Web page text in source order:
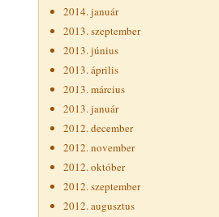
2014. január
2013. szeptember
2013. június
2013. április
2013. március
2013. január
2012. december
2012. november
2012. október
2012. szeptember
2012. augusztus